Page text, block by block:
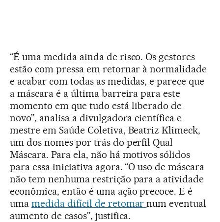
“É uma medida ainda de risco. Os gestores
estão com pressa em retornar à normalidade
e acabar com todas as medidas, e parece que
a máscara é a última barreira para este
momento em que tudo está liberado de
novo”, analisa a divulgadora científica e
mestre em Saúde Coletiva, Beatriz Klimeck,
um dos nomes por trás do perfil Qual
Máscara. Para ela, não há motivos sólidos
para essa iniciativa agora. “O uso de máscara
não tem nenhuma restrição para a atividade
econômica, então é uma ação precoce. E é
uma medida difícil de retomarnum eventual
aumento de casos”, justifica.